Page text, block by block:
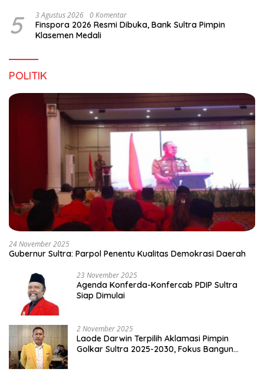
5 3 Agustus 2026 0 Komentar
Finspora 2026 Resmi Dibuka, Bank Sultra Pimpin
Klasemen Medali
POLITIK
24 November 2025
Gubernur Sultra: Parpol Penentu Kualitas Demokrasi Daerah
23 November 2025
Agenda Konferda-Konfercab PDIP Sultra
Siap Dimulai
2 November 2025
Laode Darwin Terpilih Aklamasi Pimpin
Golkar Sultra 2025-2030, Fokus Bangun